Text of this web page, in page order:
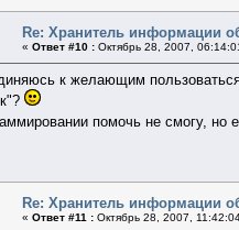
Re: Хранитель информации
« Ответ #10 : Октябрь 28, 2007,
к желающим
помочь не смогу, но
Re: Хранитель информации
« Ответ #11 : Октябрь 28, 2007,